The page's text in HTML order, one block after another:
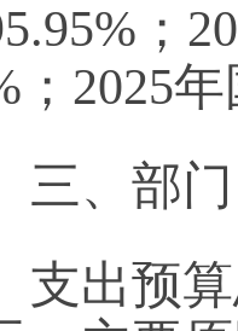
；
；2025
三、部
支出预